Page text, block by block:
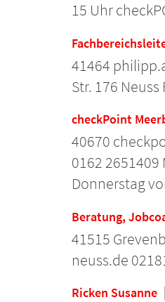
15 Uhr
41464
Str. 176
checkPoint
40670
0162
Donnerstag
Beratung,
41515
neuss.de
Ricken Susanne